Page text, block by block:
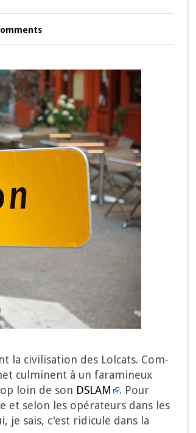
la civi­li­sa­tion des Lol­cats. Com­
culminent à un fara­mi­neux
loin de son DSLAM
. Pour
et selon les opé­ra­teurs dans les
je sais, c'est ridi­cule dans la